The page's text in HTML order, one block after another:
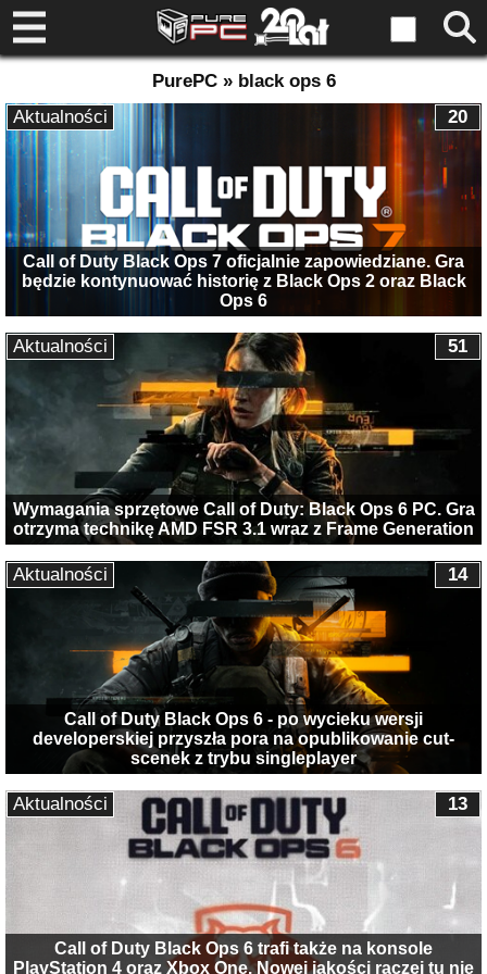
PurePC » black ops 6
Call of Duty Black Ops 7 oficjalnie zapowiedziane. Gra
będzie kontynuować historię z Black Ops 2 oraz Black
Ops 6
20
Aktualności
Wymagania sprzętowe Call of Duty: Black Ops 6 PC. Gra
otrzyma technikę AMD FSR 3.1 wraz z Frame Generation
51
Aktualności
Call of Duty Black Ops 6 - po wycieku wersji
developerskiej przyszła pora na opublikowanie cut-
scenek z trybu singleplayer
14
Aktualności
Call of Duty Black Ops 6 trafi także na konsole
PlayStation 4 oraz Xbox One. Nowej jakości raczej tu nie
13
Aktualności